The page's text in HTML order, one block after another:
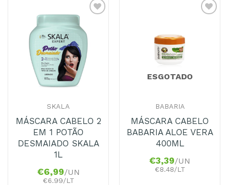
Adicionar
aos
Favoritos
SKALA
MÁSCARA CABELO 2
EM 1 POTÃO
DESMAIADO SKALA
1L
€6,99/UN
€6.99/LT
ESGOTADO
BABARIA
MÁSCARA CABELO
BABARIA ALOE VERA
400ML
€3,39/UN
€8.48/LT